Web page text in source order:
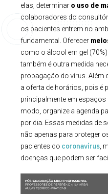
elas, determinar o uso de
colaboradores do
os pacientes entrem no
fundamental. Oferecer
como o álcool em gel
também é outra medida
propagação do vírus. Além
a oferta de horários, pois é
principalmente em
modo, organize a agenda
por dia. Essas medidas de
não apenas para proteger
pacientes do coronavírus,
doenças que podem ser